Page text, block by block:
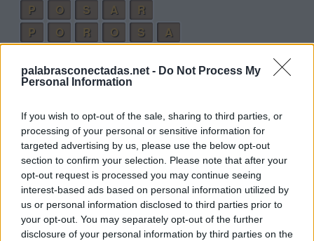
palabrasconectadas.net - Do Not Process My
Personal Information
If you wish to opt-out of the sale, sharing to third parties, or
processing of your personal or sensitive information for
targeted advertising by us, please use the below opt-out
section to confirm your selection. Please note that after your
opt-out request is processed you may continue seeing
interest-based ads based on personal information utilized by
us or personal information disclosed to third parties prior to
your opt-out. You may separately opt-out of the further
disclosure of your personal information by third parties on the
P
O S A
R
P
O R O S
A
S
O P R A N
O
R
O S
A
S
O P
A
S
A N
O
P
A R
O
P
R O S
A